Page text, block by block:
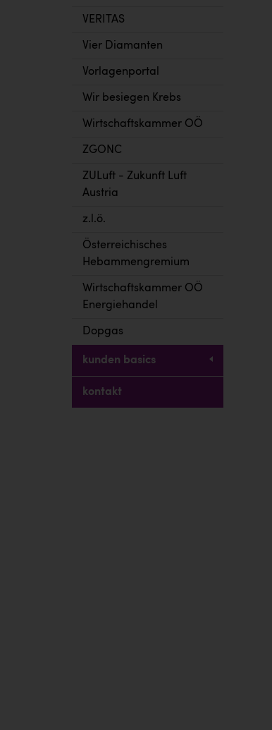
VERITAS
Vier Diamanten
Vorlagenportal
Wir besiegen Krebs
Wirtschaftskammer OÖ
ZGONC
ZULuft - Zukunft Luft
Austria
z.l.ö.
Österreichisches
Hebammengremium
Wirtschaftskammer OÖ
Energiehandel
Dopgas
kunden basics
kontakt